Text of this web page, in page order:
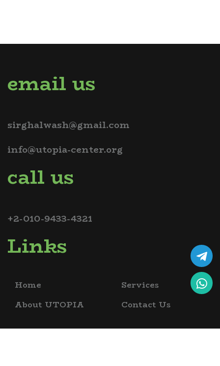
email us
sirghalwash@gmail.com
info@utopia-center.org
call us
+2-010-9433-4321
Links
Home
About UTOPIA
Services
Contact Us